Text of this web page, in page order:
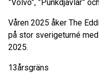
”Volvo”, ”Punkdjävlar”
Våren 2025 åker The
på stor sverigeturné
2025.
13årsgräns